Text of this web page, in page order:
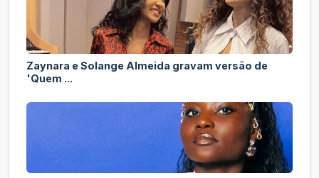
Zaynara e Solange Almeida gravam versão de
'Quem ...